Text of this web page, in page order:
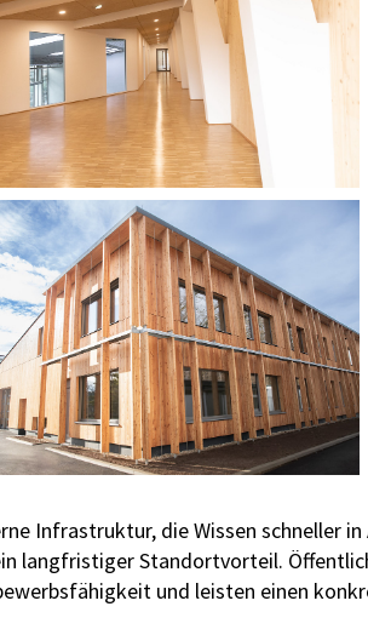
Infrastruktur, die Wissen schneller
langfristiger Standortvorteil.
und leisten einen